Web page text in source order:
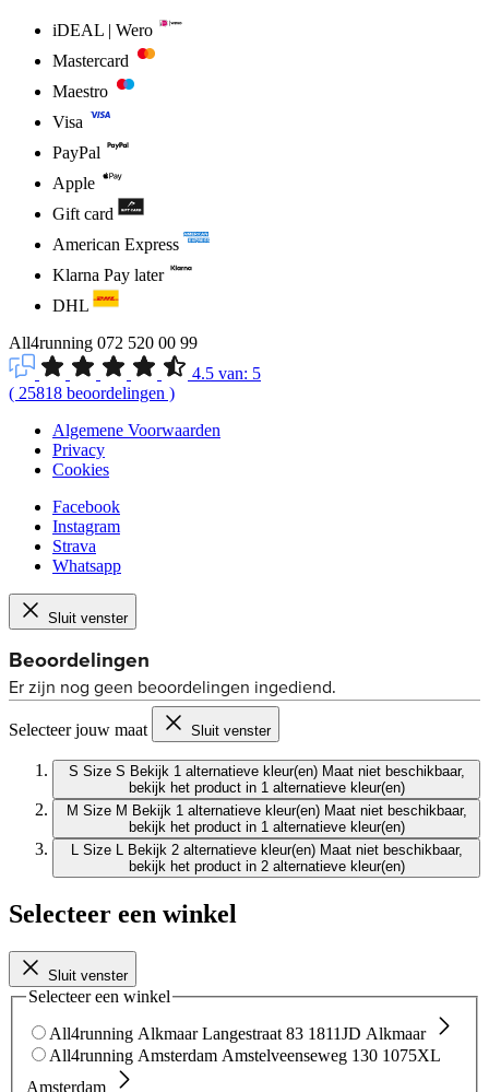
iDEAL | Wero
Mastercard
Maestro
Visa
PayPal
Apple
Gift card
American Express
Klarna Pay later
DHL
All4running 072 520 00 99
4.5 van: 5
( 25818 beoordelingen )
Algemene Voorwaarden
Privacy
Cookies
Facebook
Instagram
Strava
Whatsapp
Sluit venster
Selecteer jouw maat Sluit venster
S Size S Bekijk 1 alternatieve kleur(en) Maat niet beschikbaar,
bekijk het product in 1 alternatieve kleur(en)
M Size M Bekijk 1 alternatieve kleur(en) Maat niet beschikbaar,
bekijk het product in 1 alternatieve kleur(en)
L Size L Bekijk 2 alternatieve kleur(en) Maat niet beschikbaar,
bekijk het product in 2 alternatieve kleur(en)
Selecteer een winkel
Sluit venster
Selecteer een winkel
All4running Alkmaar Langestraat 83 1811JD Alkmaar
All4running Amsterdam Amstelveenseweg 130 1075XL
Amsterdam